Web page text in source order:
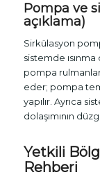
Pompa ve
açıklama)
Sirkülasyon
sistemde
pompa
eder; pompa
yapılır. Ayrıca
dolaşımının
Yetkili
Rehberi